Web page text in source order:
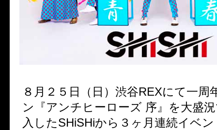
８月２５日（日）渋谷REXにて一周
ン『アンチヒーローズ 序』を大盛況
入したSHiSHiから３ヶ月連続イベ